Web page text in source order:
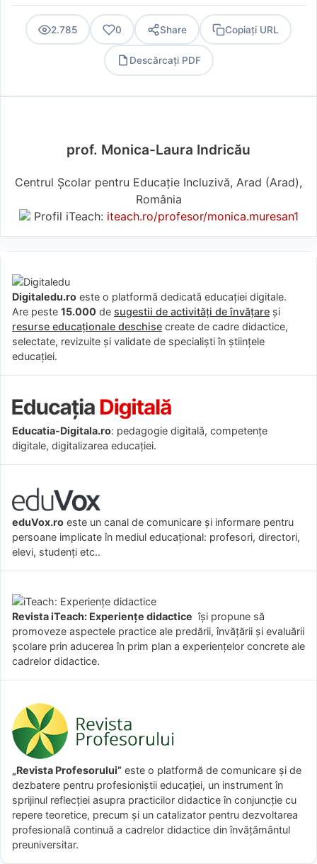
2.785 0 Share Copiați URL
Descărcați PDF
prof. Monica-Laura Indricău
Centrul Școlar pentru Educație Incluzivă, Arad (Arad),
România
Profil iTeach: iteach.ro/profesor/monica.muresan1
Digitaledu.ro este o platformă dedicată educației digitale.
Are peste 15.000 de sugestii de activități de învățare și
resurse educaționale deschise create de cadre didactice,
selectate, revizuite și validate de specialiști în științele
educației.
Educatia-Digitala.ro: pedagogie digitală, competențe
digitale, digitalizarea educației.
eduVox.ro este un canal de comunicare și informare pentru
persoane implicate în mediul educațional: profesori, directori,
elevi, studenți etc..
Revista iTeach: Experienţe didactice îşi propune să
promoveze aspectele practice ale predării, învăţării şi evaluării
şcolare prin aducerea în prim plan a experienţelor concrete ale
cadrelor didactice.
„Revista Profesorului” este o platformă de comunicare și de
dezbatere pentru profesioniștii educației, un instrument în
sprijinul reflecției asupra practicilor didactice în conjuncție cu
repere teoretice, precum și un catalizator pentru dezvoltarea
profesională continuă a cadrelor didactice din învățământul
preuniversitar.